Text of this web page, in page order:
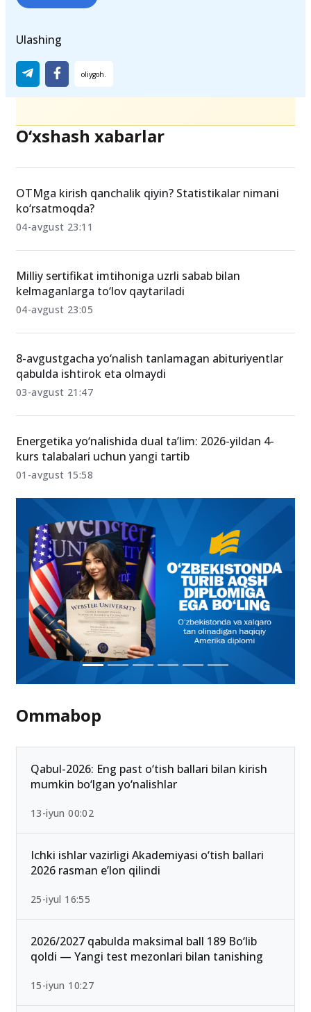
Teglar
Yuristprudensiya
Ulashing
O‘xshash xabarlar
ko‘rsatmoqda?
04-avgust 23:11
kelmaganlarga to‘lov qaytariladi
04-avgust 23:05
qabulda ishtirok eta olmaydi
03-avgust 21:47
01-avgust 15:58
Ommabop
Qabul-2026: Eng past o‘tish ballari bilan kirish
mumkin bo‘lgan yo‘nalishlar
13-iyun 00:02
Ichki ishlar vazirligi Akademiyasi o‘tish ballari
2026 rasman e’lon qilindi
25-iyul 16:55
2026/2027 qabulda maksimal ball 189 Bo‘lib
qoldi — Yangi test mezonlari bilan tanishing